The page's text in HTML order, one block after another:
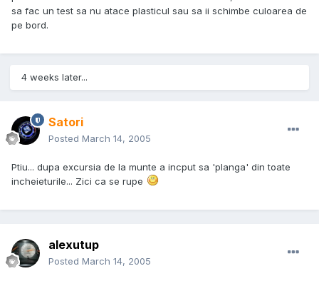
sa fac un test sa nu atace plasticul sau sa ii schimbe culoarea de
pe bord.
4 weeks later...
Satori
Posted March 14, 2005
Ptiu... dupa excursia de la munte a incput sa 'planga' din toate
incheieturile... Zici ca se rupe
alexutup
Posted March 14, 2005